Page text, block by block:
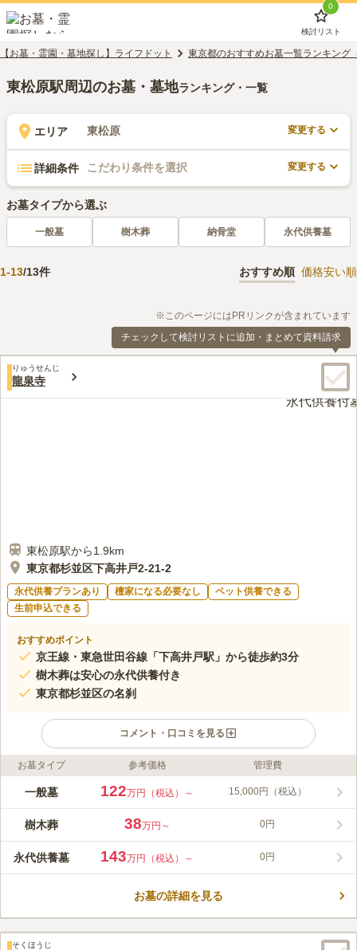
0
検討リスト
【お墓・霊園・墓地探し】ライフドット 東京都のおすすめお墓一覧ランキング
東松原駅周辺のお墓・墓地ランキング・一覧
エリア 東松原 変更する
詳細条件 こだわり条件を選択 変更する
お墓タイプから選ぶ
一般墓 樹木葬 納骨堂 永代供養墓
1-13/13件 おすすめ順 価格安い順
※このページにはPRリンクが含まれています
チェックして検討リストに追加・まとめて資料請求
りゅうせんじ
龍泉寺
東松原駅から1.9km
東京都杉並区下高井戸2-21-2
永代供養プランあり 檀家になる必要なし
ペット供養できる
生前申込できる
おすすめポイント
京王線・東急世田谷線「下高井戸駅」から徒歩約3分
樹木葬は安心の永代供養付き
東京都杉並区の名刹
コメント・口コミを見る
ライフドット編集部のコメント
1603年に開創された曹洞宗の寺院で、本尊は釈迦如来座像で
て様々な行事があります。 法要施設もあり、法事の際は安心し
て相談できるのでご家族への負担も少ないです。 生前にお墓を
お考えの方も安心です。
お墓タイプ 参考価格 管理費
一般墓 122万円（税込）～ 15,000円（税込）
樹木葬 38万円～ 0円
永代供養墓 143万円（税込）～ 0円
お墓の詳細を見る
そくほうじ